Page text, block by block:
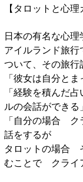
【タロットと心
日本の有名な心
アイルランド旅
ついて、その旅
「彼女は自分と
「経験を積んだ
ルの会話ができる」
「自分の場合 ク
話をするが
タロットの場合
むことで クライ